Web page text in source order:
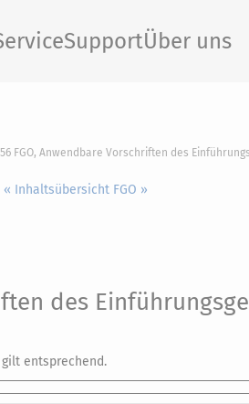
SupportÜber uns
FGO, Anwendbare Vorschriften des
« Inhaltsübersicht FGO »
des
gilt entsprechend.